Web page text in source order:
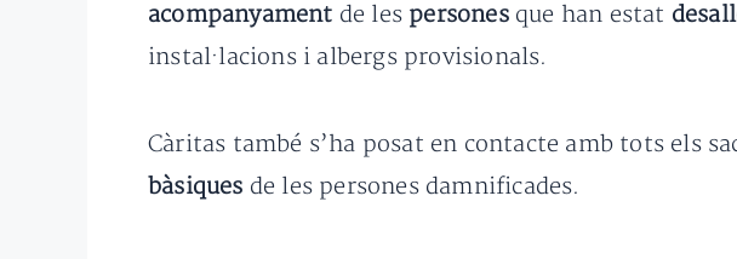
acompanyament de les personesque han estat
instal·lacions i albergs provisionals.
Càritas també s’ha posat en contacte amb tots els
bàsiques de les persones damnificades.